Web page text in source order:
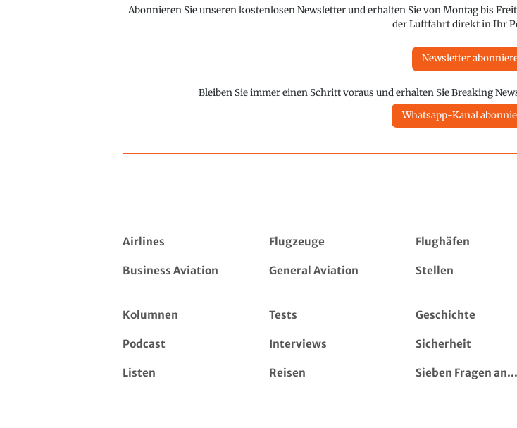
Abonnieren Sie unseren kostenlosen Newsletter und erhalten Sie von Montag bis
der Luftfahrt direkt in Ihr
Newsletter
Bleiben Sie immer einen Schritt voraus und erhalten Sie Breaking
Whatsapp-Kanal
Airlines Flugzeuge Flughäfen
Business Aviation General Aviation Stellen
Kolumnen Tests Geschichte
Podcast Interviews Sicherheit
Listen Reisen Sieben Fragen an...